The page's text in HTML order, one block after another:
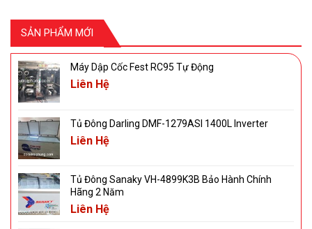
SẢN PHẨM MỚI
Máy Dập Cốc Fest RC95 Tự Động
Liên Hệ
Tủ Đông Darling DMF-1279ASI 1400L Inverter
Liên Hệ
Tủ Đông Sanaky VH-4899K3B Bảo Hành Chính
Hãng 2 Năm
Liên Hệ